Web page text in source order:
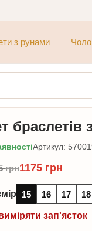
з рунами
браслетів
Артикул:
грн1175 грн
15 16 17 18
зап'ясток